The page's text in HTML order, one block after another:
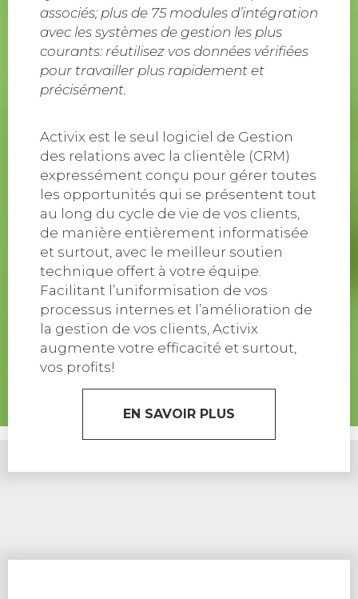
associés; plus de 75 modules d’intégration
avec les systèmes de gestion les plus
courants: réutilisez vos données vérifiées
pour travailler plus rapidement et
précisément.
Activix est le seul logiciel de Gestion
des relations avec la clientèle (CRM)
expressément conçu pour gérer toutes
les opportunités qui se présentent tout
au long du cycle de vie de vos clients,
de manière entièrement informatisée
et surtout, avec le meilleur soutien
technique offert à votre équipe.
Facilitant l’uniformisation de vos
processus internes et l’amélioration de
la gestion de vos clients, Activix
augmente votre efficacité et surtout,
vos profits!
EN SAVOIR PLUS